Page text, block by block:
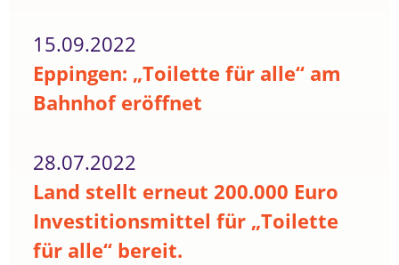
15.09.2022
Eppingen: „Toilette für alle“ am
Bahnhof eröffnet
28.07.2022
Land stellt erneut 200.000 Euro
Investitionsmittel für „Toilette
für alle“ bereit.